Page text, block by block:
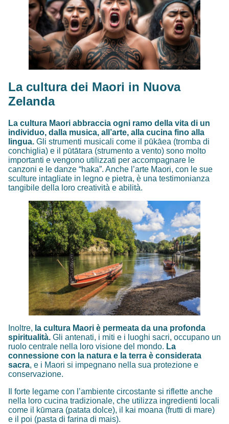
La cultura dei Maori in Nuova
Zelanda
La cultura Maori abbraccia ogni ramo della vita di un
individuo, dalla musica, all’arte, alla cucina fino alla
lingua. Gli strumenti musicali come il pūkāea (tromba di
conchiglia) e il pūtātara (strumento a vento) sono molto
importanti e vengono utilizzati per accompagnare le
canzoni e le danze “haka”. Anche l’arte Maori, con le sue
sculture intagliate in legno e pietra, è una testimonianza
tangibile della loro creatività e abilità.
Inoltre, la cultura Maori è permeata da una profonda
spiritualità. Gli antenati, i miti e i luoghi sacri, occupano un
ruolo centrale nella loro visione del mondo. La
connessione con la natura e la terra è considerata
sacra, e i Maori si impegnano nella sua protezione e
conservazione.
Il forte legame con l’ambiente circostante si riflette anche
nella loro cucina tradizionale, che utilizza ingredienti locali
come il kūmara (patata dolce), il kai moana (frutti di mare)
e il poi (pasta di farina di mais).